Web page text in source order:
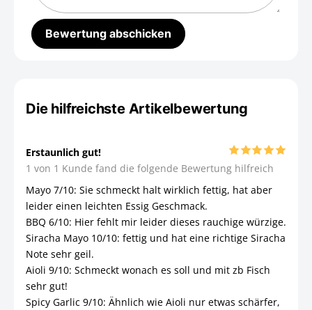
Die hilfreichste Artikelbewertung
Erstaunlich gut!
1 von 1 Kunde fand die folgende Bewertung hilfreich
Mayo 7/10: Sie schmeckt halt wirklich fettig, hat aber
leider einen leichten Essig Geschmack.
BBQ 6/10: Hier fehlt mir leider dieses rauchige würzige.
Siracha Mayo 10/10: fettig und hat eine richtige Siracha
Note sehr geil.
Aioli 9/10: Schmeckt wonach es soll und mit zb Fisch
sehr gut!
Spicy Garlic 9/10: Ähnlich wie Aioli nur etwas schärfer,